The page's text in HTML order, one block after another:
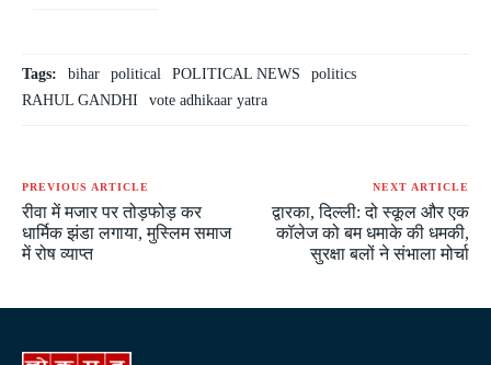
Tags: bihar political POLITICAL NEWS
politics
RAHUL GANDHI
vote adhikaar yatra
PREVIOUS ARTICLE
रीवा में मजार पर तोड़फोड़ कर
धार्मिक झंडा लगाया, मुस्लिम समाज
में रोष व्याप्त
NEXT ARTICLE
द्वारका, दिल्ली: दो स्कूल और एक
कॉलेज को बम धमाके की धमकी,
सुरक्षा बलों ने संभाला मोर्चा